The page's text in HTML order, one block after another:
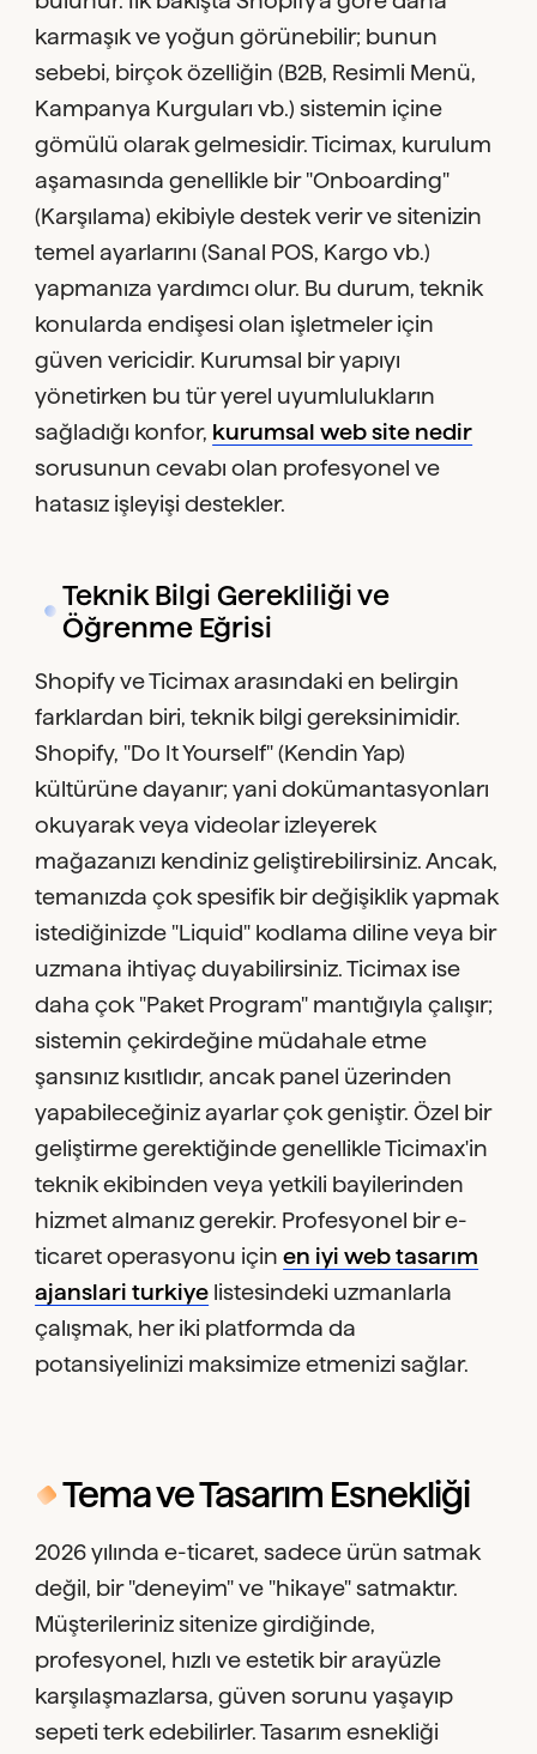
karmaşık ve yoğun görünebilir; bunun
sebebi, birçok özelliğin (B2B, Resimli Menü,
Kampanya Kurguları vb.) sistemin içine
gömülü olarak gelmesidir. Ticimax, kurulum
aşamasında genellikle bir "Onboarding"
(Karşılama) ekibiyle destek verir ve sitenizin
temel ayarlarını (Sanal POS, Kargo vb.)
yapmanıza yardımcı olur. Bu durum, teknik
konularda endişesi olan işletmeler için
güven vericidir. Kurumsal bir yapıyı
yönetirken bu tür yerel uyumlulukların
sağladığı konfor, kurumsal web site nedir
sorusunun cevabı olan profesyonel ve
hatasız işleyişi destekler.
Teknik Bilgi Gerekliliği ve
Öğrenme Eğrisi
Shopify ve Ticimax arasındaki en belirgin
farklardan biri, teknik bilgi gereksinimidir.
Shopify, "Do It Yourself" (Kendin Yap)
kültürüne dayanır; yani dokümantasyonları
okuyarak veya videolar izleyerek
mağazanızı kendiniz geliştirebilirsiniz. Ancak,
temanızda çok spesifik bir değişiklik yapmak
istediğinizde "Liquid" kodlama diline veya bir
uzmana ihtiyaç duyabilirsiniz. Ticimax ise
daha çok "Paket Program" mantığıyla çalışır;
sistemin çekirdeğine müdahale etme
şansınız kısıtlıdır, ancak panel üzerinden
yapabileceğiniz ayarlar çok geniştir. Özel bir
geliştirme gerektiğinde genellikle Ticimax'in
teknik ekibinden veya yetkili bayilerinden
hizmet almanız gerekir. Profesyonel bir e-
ticaret operasyonu içinen iyi web tasarım
ajanslari turkiye listesindeki uzmanlarla
çalışmak, her iki platformda da
potansiyelinizi maksimize etmenizi sağlar.
Tema ve Tasarım Esnekliği
2026 yılında e-ticaret, sadece ürün satmak
değil, bir "deneyim" ve "hikaye" satmaktır.
Müşterileriniz sitenize girdiğinde,
profesyonel, hızlı ve estetik bir arayüzle
karşılaşmazlarsa, güven sorunu yaşayıp
sepeti terk edebilirler. Tasarım esnekliği